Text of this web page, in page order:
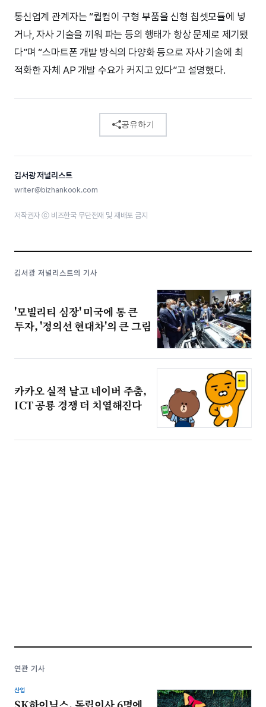
통신업계 관계자는 “퀄컴이 구형 부품을 신형 칩셋모듈에 넣
거나, 자사 기술을 끼워 파는 등의 행태가 항상 문제로 제기됐
다”며 “스마트폰 개발 방식의 다양화 등으로 자사 기술에 최
적화한 자체 AP 개발 수요가 커지고 있다”고 설명했다.
공유하기
김서광 저널리스트
writer@bizhankook.com
저작권자 ⓒ 비즈한국 무단전재 및 재배포 금지
김서광 저널리스트의 기사
'모빌리티 심장' 미국에 통 큰
투자, '정의선 현대차'의 큰 그림
카카오 실적 날고 네이버 주춤,
ICT 공룡 경쟁 더 치열해진다
연관 기사
산업